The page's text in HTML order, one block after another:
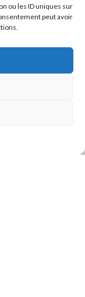
ou les ID uniques sur
peut avoir